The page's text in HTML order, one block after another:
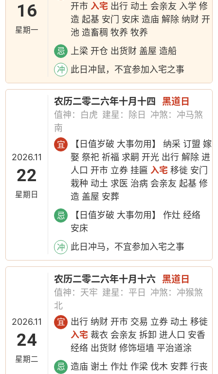
16
星期一
开市 入宅 出行 动土 会亲友 入学 修
造 起基 安门 安床 造庙 解除 纳财 开
池 造畜稠 牧养 牧养
忌 上梁 开仓 出货财 盖屋 造船
冲 此日冲鼠，不宜参加入宅之事
2026.11
22
星期日
农历二零二六年十月十四 黑道日
值神：白虎 建星：除日
冲煞：冲马煞
南
宜
【日值岁破 大事勿用】 纳采 订盟 嫁
娶 祭祀 祈福 求嗣 开光 出行 解除 进
人口 开市 立券 挂匾入宅 移徙 安门
栽种 动土 求医 治病 会亲友 起基 修
造 盖屋 安葬
忌
【日值岁破 大事勿用】 作灶 经络
安床
冲 此日冲马，不宜参加入宅之事
2026.11
24
星期二
农历二零二六年十月十六 黑道日
值神：天牢 建星：平日
冲煞：冲猴煞
北
宜
出行 纳财 开市 交易 立券 动土 移徙
入宅 裁衣 会亲友 拆卸 进人口 安香
经络 出货财 修饰垣墙 平治道涂
忌
造庙 谢土 作灶 作梁 伐木 安葬 行丧